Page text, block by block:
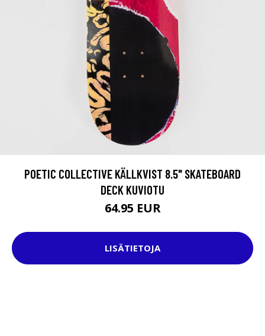
POETIC COLLECTIVE KÄLLKVIST 8.5" SKATEBOARD
DECK KUVIOTU
64.95 EUR
LISÄTIETOJA